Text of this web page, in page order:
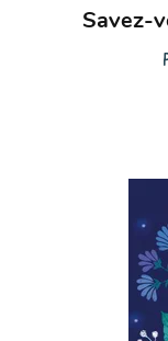
Savez-